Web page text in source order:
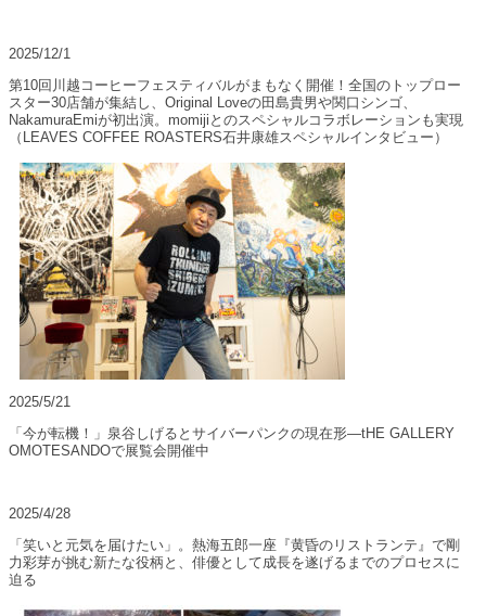
2025/12/1
第10回川越コーヒーフェスティバルがまもなく開催！全国のトップロー
スター30店舗が集結し、Original Loveの田島貴男や関口シンゴ、
NakamuraEmiが初出演。momijiとのスペシャルコラボレーションも実現
（LEAVES COFFEE ROASTERS石井康雄スペシャルインタビュー）
2025/5/21
「今が転機！」泉谷しげるとサイバーパンクの現在形―tHE GALLERY
OMOTESANDOで展覧会開催中
2025/4/28
「笑いと元気を届けたい」。熱海五郎一座『黄昏のリストランテ』で剛
力彩芽が挑む新たな役柄と、俳優として成長を遂げるまでのプロセスに
迫る